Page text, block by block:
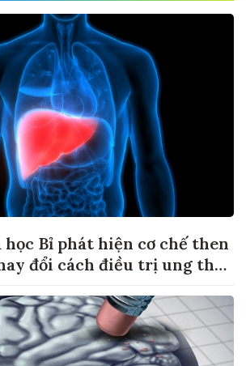
học Bỉ phát hiện cơ chế then
đổi cách điều trị ung thư